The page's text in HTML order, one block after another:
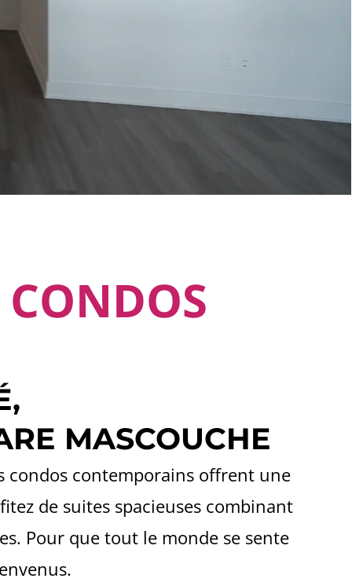
MASCOUCHE
condos contemporains offrent une
de suites spacieuses combinant
Pour que tout le monde se sente